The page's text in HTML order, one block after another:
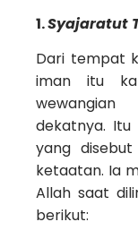
1.Syajaratut
Dari tempat
iman itu
dekatnya.
yang
ketaatan. Ia
Allah saat
berikut: